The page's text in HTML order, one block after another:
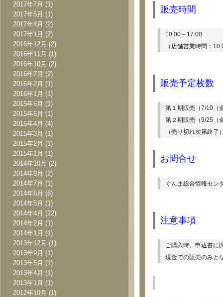
販売時間
10:00～17:00
（店舗営業時間：
販売予定枚数
第１期販売（7/10（
第２期販売（9/25（
（売り切れ次第終了
お問合せ
ぐんま総合情報セン
注意事項
ご購入時、申込書に
現金での販売のみと
2017年7月 (1)
2017年5月 (1)
2017年4月 (2)
2017年1月 (2)
2016年12月 (2)
2016年11月 (1)
2016年10月 (2)
2016年7月 (2)
2016年2月 (1)
2016年1月 (1)
2015年6月 (1)
2015年5月 (1)
2015年4月 (4)
2015年3月 (1)
2015年2月 (1)
2015年1月 (1)
2014年10月 (2)
2014年9月 (2)
2014年7月 (1)
2014年6月 (6)
2014年5月 (1)
2014年4月 (22)
2014年2月 (1)
2014年1月 (1)
2013年12月 (1)
2013年9月 (1)
2013年5月 (1)
2013年4月 (1)
2013年1月 (1)
2012年10月 (1)